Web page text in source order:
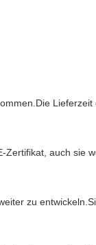
auch sie
zu